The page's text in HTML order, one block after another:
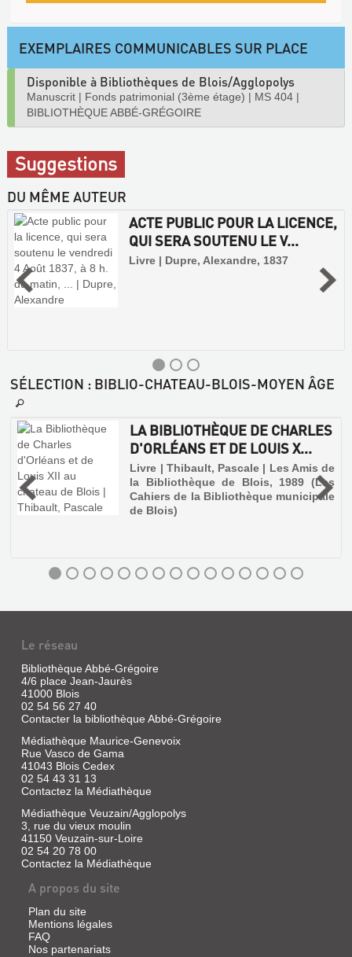
EXEMPLAIRES COMMUNICABLES SUR PLACE
Disponible à Bibliothèques de Blois/Agglopolys
Manuscrit | Fonds patrimonial (3ème étage) | MS 404 |
BIBLIOTHÈQUE ABBÉ-GRÉGOIRE
Suggestions
DU MÊME AUTEUR
ACTE PUBLIC POUR LA LICENCE,
QUI SERA SOUTENU LE V...
Livre | Dupre, Alexandre, 1837
ACTE
PUBLIC
POUR
LA
LICENCE,
QUI
SERA
SOUTENU
V...
Livre
Dupre,
SÉLECTION : BIBLIO-CHATEAU-BLOIS-MOYEN ÂGE
LA BIBLIOTHÈQUE DE CHARLES
D'ORLÉANS ET DE LOUIS X...
Livre | Thibault, Pascale | Les Amis de
la Bibliothèque de Blois, 1989 (Les
Cahiers de la Bibliothèque municipale
de Blois)
LA
BIBLIOTHÈQUE
DE
D'ORLÉANS
ET
DE
LOUIS
Le réseau
Bibliothèque Abbé-Grégoire
4/6 place Jean-Jaurès
41000 Blois
02 54 56 27 40
Contacter la bibliothèque Abbé-Grégoire
Médiathèque Maurice-Genevoix
Rue Vasco de Gama
41043 Blois Cedex
02 54 43 31 13
Contactez la Médiathèque
Médiathèque Veuzain/Agglopolys
3, rue du vieux moulin
41150 Veuzain-sur-Loire
02 54 20 78 00
Contactez la Médiathèque
A propos du site
Plan du site
Mentions légales
FAQ
Nos partenariats